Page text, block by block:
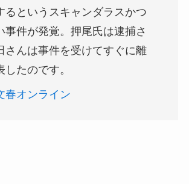
るというスキャンダラスかつ
事件が発覚。押尾氏は逮捕さ
さんは事件を受けてすぐに離
したのです。
春オンライン